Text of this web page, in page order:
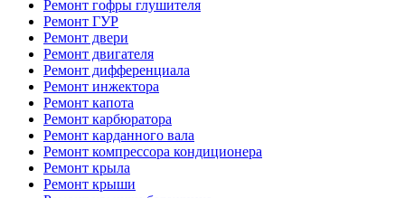
Ремонт гофры глушителя
Ремонт ГУР
Ремонт двери
Ремонт двигателя
Ремонт дифференциала
Ремонт инжектора
Ремонт капота
Ремонт карбюратора
Ремонт карданного вала
Ремонт компрессора кондиционера
Ремонт крыла
Ремонт крыши